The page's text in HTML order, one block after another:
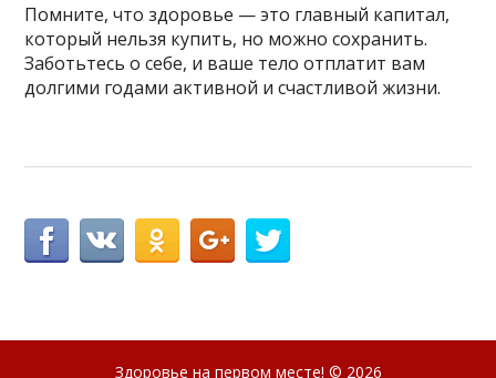
Помните, что здоровье — это главный капитал,
который нельзя купить, но можно сохранить.
Заботьтесь о себе, и ваше тело отплатит вам
долгими годами активной и счастливой жизни.
Здоровье на первом месте! © 2026